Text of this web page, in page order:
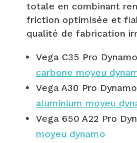
totale en combinant
friction optimisée et
qualité de fabrication
Vega C35 Pro
carbone moyeu
Vega A30 Pro
aluminium moyeu
Vega 650 A22 Pro
moyeu dynamo